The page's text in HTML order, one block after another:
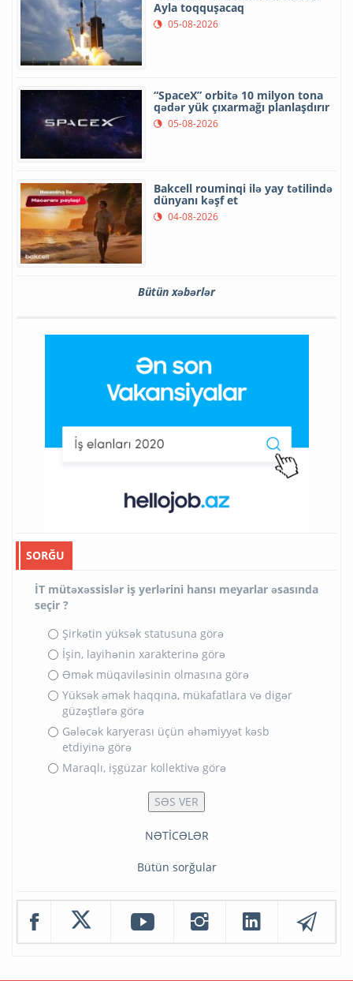
Ayla toqquşacaq
05-08-2026
“SpaceX” orbitə 10 milyon tona
qədər yük çıxarmağı planlaşdırır
05-08-2026
Bakcell rouminqi ilə yay tətilində
dünyanı kəşf et
04-08-2026
Bütün xəbərlər
SORĞU
İT mütəxəssislər iş yerlərini hansı meyarlar əsasında
seçir ?
Şirkətin yüksək statusuna görə
İşin, layihənin xarakterinə görə
Əmək müqaviləsinin olmasına görə
Yüksək əmək haqqına, mükafatlara və digər
güzəştlərə görə
Gələcək karyerası üçün əhəmiyyət kəsb
etdiyinə görə
Maraqlı, işgüzar kollektivə görə
NƏTİCƏLƏR
Bütün sorğular